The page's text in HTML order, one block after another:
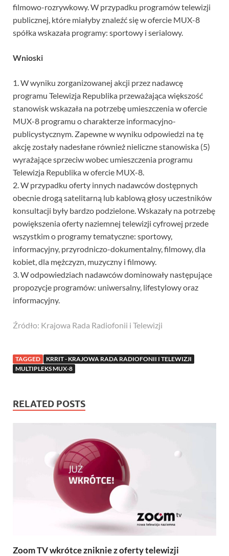
filmowo-rozrywkowy. W przypadku programów telewizji
publicznej, które miałyby znaleźć się w ofercie MUX-8
spółka wskazała programy: sportowy i serialowy.
Wnioski
1. W wyniku zorganizowanej akcji przez nadawcę
programu Telewizja Republika przeważająca większość
stanowisk wskazała na potrzebę umieszczenia w ofercie
MUX-8 programu o charakterze informacyjno-
publicystycznym. Zapewne w wyniku odpowiedzi na tę
akcję zostały nadesłane również nieliczne stanowiska (5)
wyrażające sprzeciw wobec umieszczenia programu
Telewizja Republika w ofercie MUX-8.
2. W przypadku oferty innych nadawców dostępnych
obecnie drogą satelitarną lub kablową głosy uczestników
konsultacji były bardzo podzielone. Wskazały na potrzebę
powiększenia oferty naziemnej telewizji cyfrowej przede
wszystkim o programy tematyczne: sportowy,
informacyjny, przyrodniczo-dokumentalny, filmowy, dla
kobiet, dla mężczyzn, muzyczny i filmowy.
3. W odpowiedziach nadawców dominowały następujące
propozycje programów: uniwersalny, lifestylowy oraz
informacyjny.
Źródło: Krajowa Rada Radiofonii i Telewizji
TAGGED
KRRIT - KRAJOWA RADA RADIOFONII I TELEWIZJI
MULTIPLEKS MUX-8
RELATED POSTS
Zoom TV wkrótce zniknie z oferty telewizji